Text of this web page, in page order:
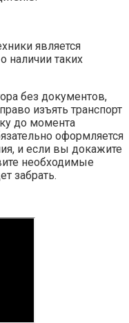
является
наличии таких
без документов,
изъять транспорт
до момента
оформляется
и если вы докажите
необходимые
забрать.